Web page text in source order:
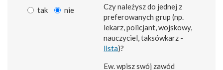
tak nie
Czy należysz do jednej z
preferowanych grup (np.
lekarz, policjant, wojskowy,
nauczyciel, taksówkarz -
lista)?
Ew. wpisz swój zawód